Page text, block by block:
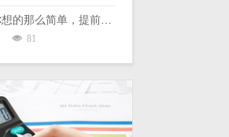
公司注销没你想的那么简单，提前了解这些能少走弯路
81